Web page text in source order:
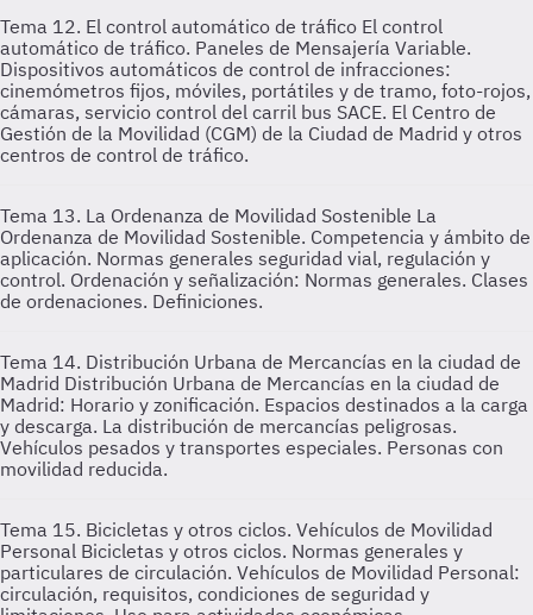
Tema 12. El control automático de tráfico El control
automático de tráfico. Paneles de Mensajería Variable.
Dispositivos automáticos de control de infracciones:
cinemómetros fijos, móviles, portátiles y de tramo, foto-rojos,
cámaras, servicio control del carril bus SACE. El Centro de
Gestión de la Movilidad (CGM) de la Ciudad de Madrid y otros
centros de control de tráfico.
Tema 13. La Ordenanza de Movilidad Sostenible La
Ordenanza de Movilidad Sostenible. Competencia y ámbito de
aplicación. Normas generales seguridad vial, regulación y
control. Ordenación y señalización: Normas generales. Clases
de ordenaciones. Definiciones.
Tema 14. Distribución Urbana de Mercancías en la ciudad de
Madrid Distribución Urbana de Mercancías en la ciudad de
Madrid: Horario y zonificación. Espacios destinados a la carga
y descarga. La distribución de mercancías peligrosas.
Vehículos pesados y transportes especiales. Personas con
movilidad reducida.
Tema 15. Bicicletas y otros ciclos. Vehículos de Movilidad
Personal Bicicletas y otros ciclos. Normas generales y
particulares de circulación. Vehículos de Movilidad Personal:
circulación, requisitos, condiciones de seguridad y